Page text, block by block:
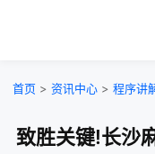
首页 > 资讯中心 > 程序讲
致胜关键!长沙